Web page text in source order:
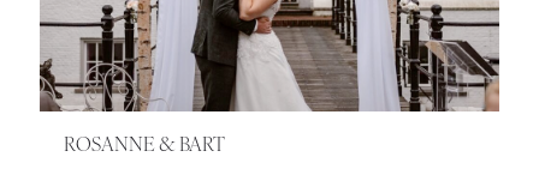
ROSANNE & BART